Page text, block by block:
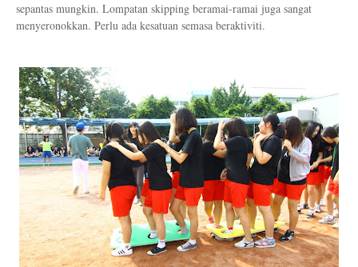
sepantas mungkin. Lompatan skipping beramai-ramai juga sangat
menyeronokkan. Perlu ada kesatuan semasa beraktiviti.